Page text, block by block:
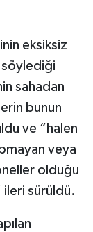
eksiksiz
söylediği
sahadan
bunun
ve “halen
veya
olduğu
sürüldü.